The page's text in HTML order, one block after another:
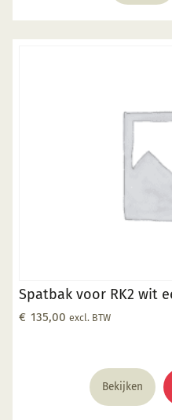
Spatbak voor RK2 wit
€ 135,00 excl. BTW
Bekijken